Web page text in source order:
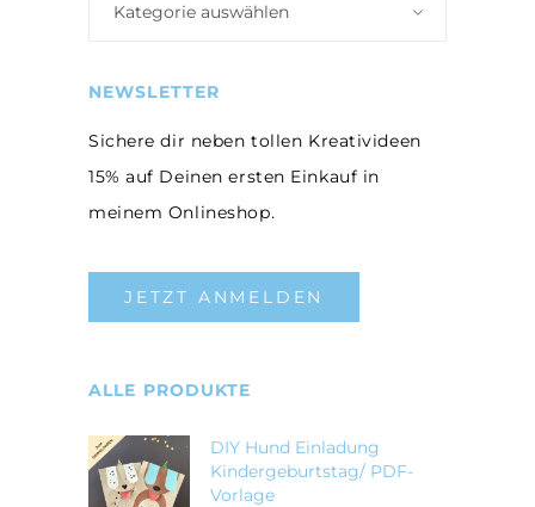
Kategorie auswählen
NEWSLETTER
Sichere dir neben tollen Kreativideen
15% auf Deinen ersten Einkauf in
meinem Onlineshop.
JETZT ANMELDEN
ALLE PRODUKTE
DIY Hund Einladung
Kindergeburtstag/ PDF-
Vorlage